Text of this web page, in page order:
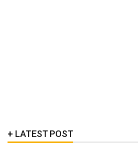
LATEST POST